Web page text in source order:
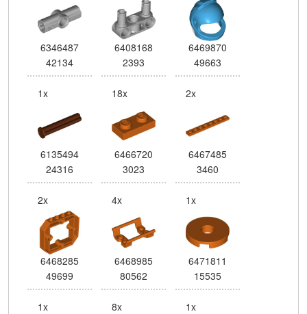
6346487
42134
6408168
2393
6469870
49663
1x
6135494
24316
18x
6466720
3023
2x
6467485
3460
2x
6468285
49699
4x
6468985
80562
1x
6471811
15535
1x 8x 1x